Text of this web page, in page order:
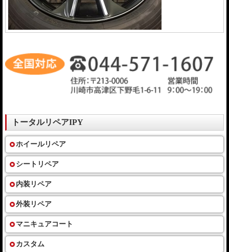
トータルリペアIPY
ホイールリペア
シートリペア
内装リペア
外装リペア
マニキュアコート
カスタム